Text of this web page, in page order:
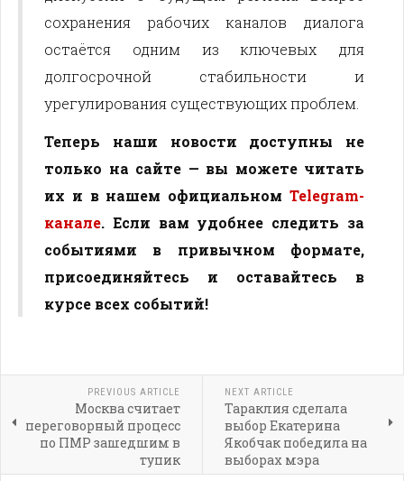
сохранения рабочих каналов диалога
остаётся одним из ключевых для
долгосрочной стабильности и
урегулирования существующих проблем.
Теперь наши новости доступны не
только на сайте — вы можете читать
их и в нашем официальном Telegram-
канале. Если вам удобнее следить за
событиями в привычном формате,
присоединяйтесь и оставайтесь в
курсе всех событий!
PREVIOUS ARTICLE
Москва считает
переговорный процесс
по ПМР зашедшим в
тупик
NEXT ARTICLE
Тараклия сделала
выбор Екатерина
Якобчак победила на
выборах мэра